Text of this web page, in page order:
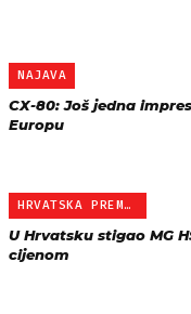
NAJAVA
CX-80: Još jedna
Europu
HRVATSKA PREMIJERA
U Hrvatsku stigao MG
cijenom